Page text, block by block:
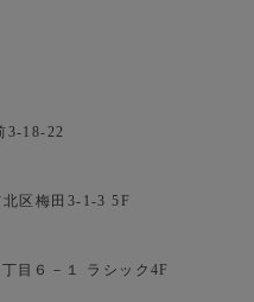
3-18-22
北区梅田3-1-3 5F
目６－１ ラシック4F